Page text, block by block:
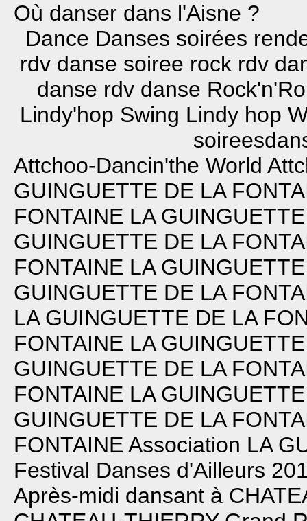
Où danser dans l'Aisne ?
Dance Danses soirées
rdv danse soiree rock rdv
danse rdv danse
Lindy'hop Swing Lindy hop
Attchoo-Dancin'the World
GUINGUETTE DE LA
FONTAINE LA
GUINGUETTE DE LA
FONTAINE LA
GUINGUETTE DE LA
LA GUINGUETTE DE LA
FONTAINE LA
GUINGUETTE DE LA
FONTAINE LA
GUINGUETTE DE LA
FONTAINE Association LA
Festival Danses d'Ailleurs
Après-midi dansant à